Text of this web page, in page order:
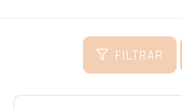
FILTRAR